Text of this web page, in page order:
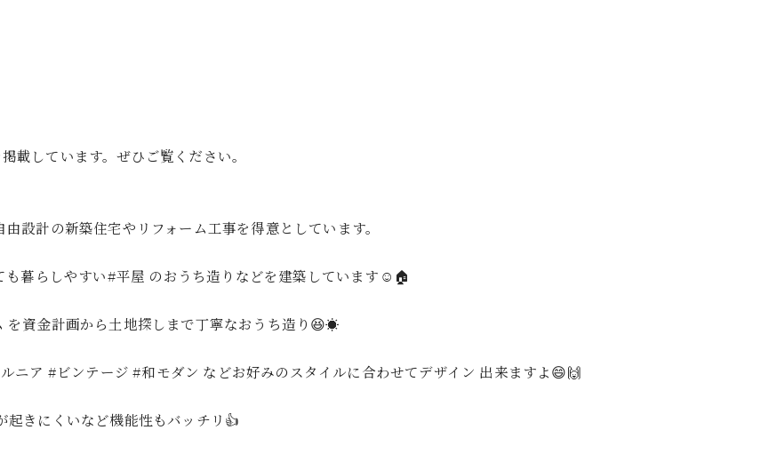
載しています。ぜひご覧ください。
設計の新築住宅やリフォーム工事を得意としています。
暮らしやすい#平屋 のおうち造りなどを建築しています☺️🏠
を資金計画から土地探しまで丁寧なおうち造り😆☀️
ニア #ビンテージ #和モダン などお好みのスタイルに合わせてデザイン 出来ますよ😄🙌
きにくいなど機能性もバッチリ👍